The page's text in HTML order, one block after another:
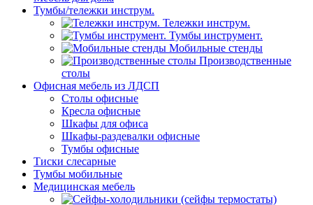
Тумбы/тележки инструм.
Тележки инструм.
Тумбы инструмент.
Мобильные стенды
Производственные
столы
Офисная мебель из ЛДСП
Столы офисные
Кресла офисные
Шкафы для офиса
Шкафы-раздевалки офисные
Тумбы офисные
Тиски слесарные
Тумбы мобильные
Медицинская мебель